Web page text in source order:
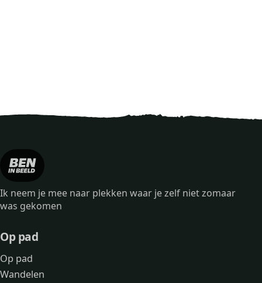
Ik neem je mee naar plekken waar je zelf niet zomaar
was gekomen
Op pad
Op pad
Wandelen